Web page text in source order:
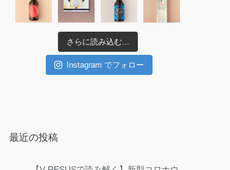
さらに読み込む...
Instagram でフォロー
最近の投稿